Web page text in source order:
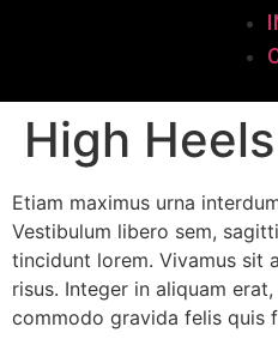
High Heels
Etiam maximus urna
Vestibulum libero sem,
tincidunt lorem. Vivamus sit
risus. Integer in aliquam
commodo gravida felis quis